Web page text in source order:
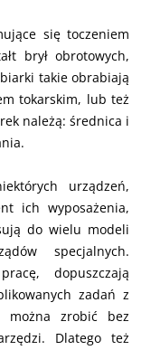
się toczeniem
brył obrotowych,
takie obrabiają
tokarskim, lub też
należą: średnica i
urządzeń,
ich wyposażenia,
do wielu modeli
specjalnych.
dopuszczają
zadań z
można zrobić bez
Dlatego też